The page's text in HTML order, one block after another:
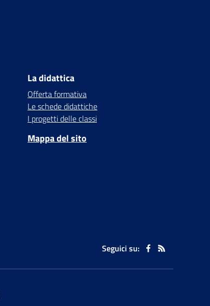
La didattica
Offerta formativa
Le schede didattiche
I progetti delle classi
Mappa del sito
Seguici su: